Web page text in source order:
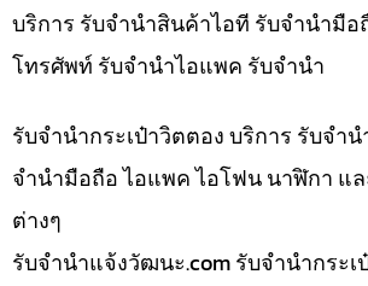
บริการ รับจำนำสินค้าไอที รับจำนำมือ
โทรศัพท์ รับจำนำไอแพค รับจำนำ
รับจำนำกระเป๋าวิตตอง บริการ รับจำ
จำนำมือถือ ไอแพค ไอโฟน นาฬิกา แ
ต่างๆ
รับจํานําแจ้งวัฒนะ.com รับจำนำกระเ